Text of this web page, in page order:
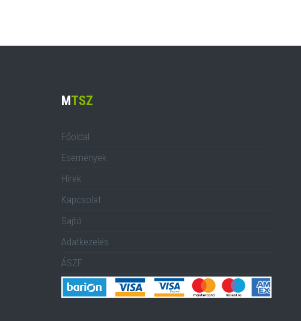
MTSZ
Főoldal
Események
Hírek
Kapcsolat
Sajtó
Adatkezelés
ÁSZF